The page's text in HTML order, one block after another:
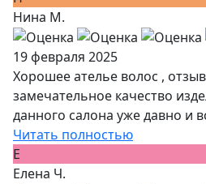
Нина М.
19 февраля 2025
Хорошее ателье волос ,
замечательное качество
данного салона уже давно и
Читать полностью
Е
Елена Ч.